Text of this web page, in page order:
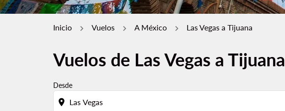
Inicio Vuelos A México Las Vegas a Tijuana
Vuelos de Las Vegas a Tijuana
Desde
location_on